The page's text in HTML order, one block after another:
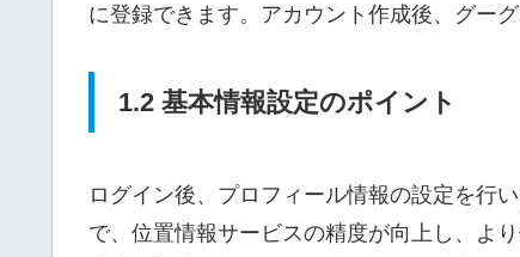
に登録できます。アカウント作成後、グー
1.2 基本情報設定のポイント
ログイン後、プロフィール情報の設定を行
で、位置情報サービスの精度が向上し、よ